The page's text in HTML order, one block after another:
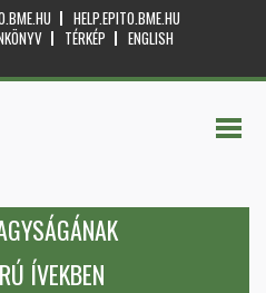
HELP.EPITO.BME.HU
TÉRKÉP
ENGLISH
ÍVEKBEN